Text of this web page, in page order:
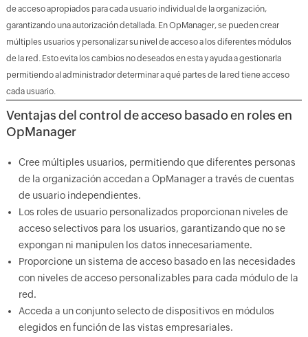
de acceso apropiados para cada usuario individual de la organización,
garantizando una autorización detallada. En OpManager, se pueden crear
múltiples usuarios y personalizar su nivel de acceso a los diferentes módulos
de la red. Esto evita los cambios no deseados en esta y ayuda a gestionarla
permitiendo al administrador determinar a qué partes de la red tiene acceso
cada usuario.
Ventajas del control de acceso basado en roles en
OpManager
Cree múltiples usuarios, permitiendo que diferentes personas
de la organización accedan a OpManager a través de cuentas
de usuario independientes.
Los roles de usuario personalizados proporcionan niveles de
acceso selectivos para los usuarios, garantizando que no se
expongan ni manipulen los datos innecesariamente.
Proporcione un sistema de acceso basado en las necesidades
con niveles de acceso personalizables para cada módulo de la
red.
Acceda a un conjunto selecto de dispositivos en módulos
elegidos en función de las vistas empresariales.